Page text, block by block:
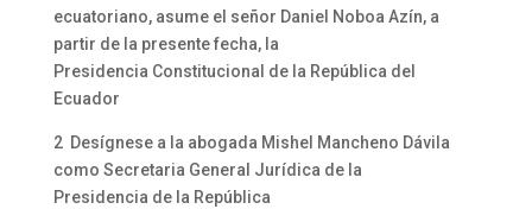
ecuatoriano, asume el señor Daniel Noboa Azín, a
partir de la presente fecha, la
Presidencia Constitucional de la República del
Ecuador
2 Desígnese a la abogada Mishel Mancheno Dávila
como Secretaria General Jurídica de la
Presidencia de la República